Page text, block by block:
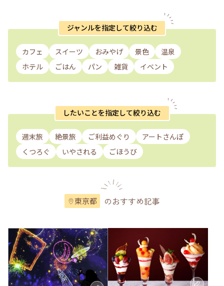
ジャンルを指定して絞り込む
カフェ スイーツ おみやげ 景色
温泉
ホテル
ごはん パン 雑貨 イベント
したいことを指定して絞り込む
週末旅 絶景旅 ご利益めぐり
アートさんぽ
くつろぐ
いやされる ごほうび
東京都 のおすすめ記事